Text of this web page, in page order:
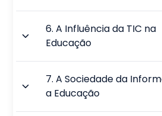
6.A Influência da TIC na
Educação
7.A Sociedade da
a Educação